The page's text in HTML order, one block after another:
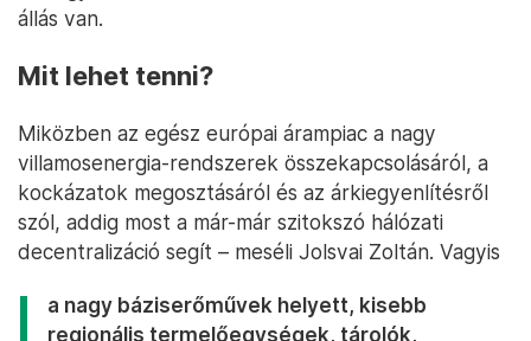
állás van.
Mit lehet tenni?
Miközben az egész európai árampiac a nagy
villamosenergia-rendszerek összekapcsolásáról, a
kockázatok megosztásáról és az árkiegyenlítésről
szól, addig most a már-már szitokszó hálózati
decentralizáció segít – meséli Jolsvai Zoltán. Vagyis
a nagy báziserőművek helyett, kisebb
regionális termelőegységek, tárolók,